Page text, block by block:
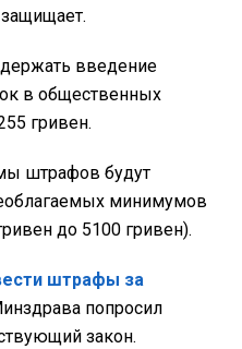
введение
в общественных
гривен.
штрафов будут
минимумов
до 5100 гривен).
штрафы за
попросил
закон.